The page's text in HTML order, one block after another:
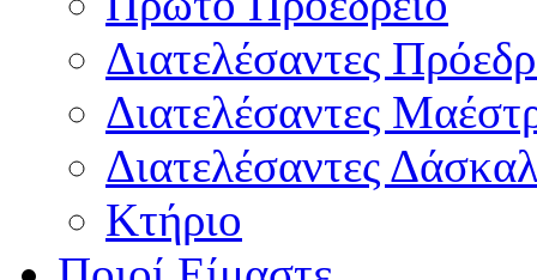
Διατελέσαντες
Διατελέσαντες
Διατελέσαντες
Κτήριο